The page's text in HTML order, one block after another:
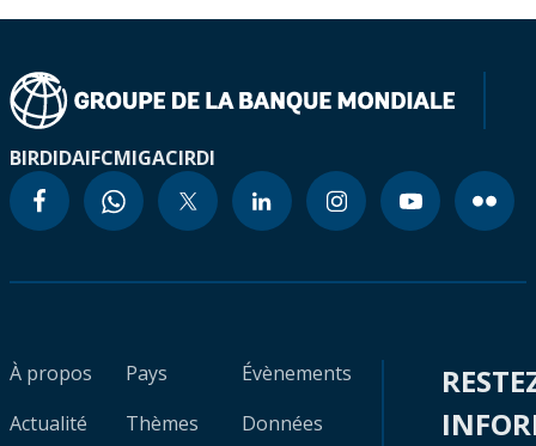
BIRDIDAIFCMIGACIRDI
À propos
Actualité
Pays
Thèmes
Évènements
Données